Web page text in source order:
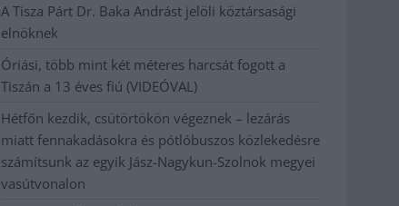
A Tisza Párt Dr. Baka Andrást jelöli köztársasági
elnöknek
Óriási, több mint két méteres harcsát fogott a
Tiszán a 13 éves fiú (VIDEÓVAL)
Hétfőn kezdik, csütörtökön végeznek – lezárás
miatt fennakadásokra és pótlóbuszos közlekedésre
számítsunk az egyik Jász-Nagykun-Szolnok megyei
vasútvonalon